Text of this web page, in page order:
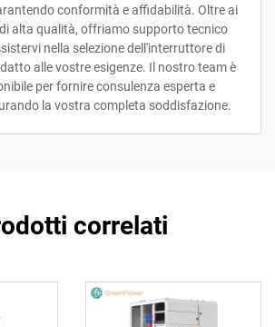
conformità e affidabilità. Oltre ai
alta qualità, offriamo supporto tecnico
nella selezione dell'interruttore di
alle vostre esigenze. Il nostro team è
per fornire consulenza esperta e
la vostra completa soddisfazione.
correlati